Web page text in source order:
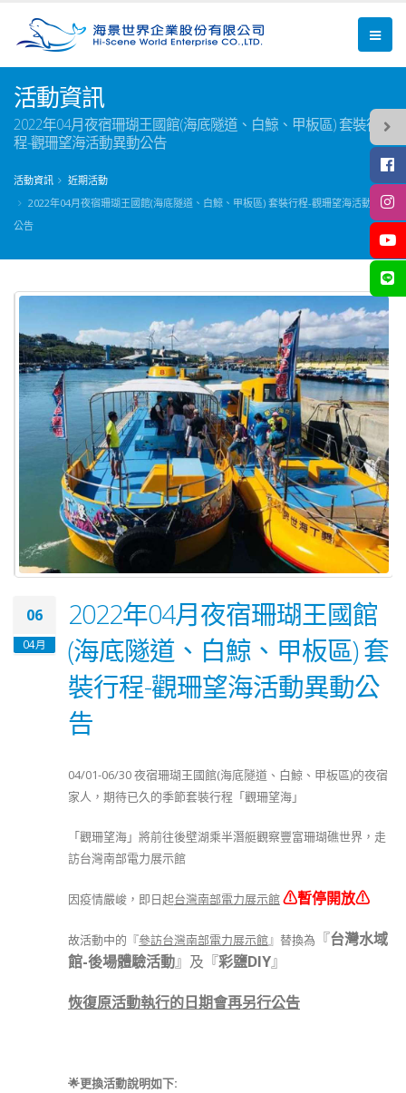
活動資訊
2022年04月夜宿珊瑚王國館(海底隧道、白鯨、甲板區) 套裝行
程-觀珊望海活動異動公告
活動資訊
近期活動
2022年04月夜宿珊瑚王國館(海底隧道、白鯨、甲板區) 套裝行程-觀珊望海活動異動
公告
06
04月
2022年04月夜宿珊瑚王國館
(海底隧道、白鯨、甲板區) 套
裝行程-觀珊望海活動異動公
告
04/01-06/30 夜宿珊瑚王國館(海底隧道、白鯨、甲板區)的夜宿
家人，期待已久的季節套裝行程「觀珊望海」
「觀珊望海」將前往後壁湖乘半潛艇觀察豐富珊瑚礁世界，走
訪台灣南部電力展示館
因疫情嚴峻，即日起台灣南部電力展示館⚠暫停開放⚠
故活動中的『參訪台灣南部電力展示館』替換為 『台灣水域
館-後場體驗活動』及『彩鹽DIY』
恢復原活動執行的日期會再另行公告
🌟更換活動說明如下: